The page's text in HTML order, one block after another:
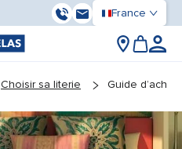
03 59 55 37 13
Contactez-nous
France
Choisir sa literie Guide